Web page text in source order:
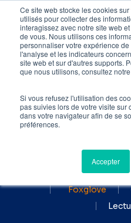
Ce site web stocke les cookies
utilisés pour collecter des
interagissez avec notre site web
de vous. Nous utilisons ces
personnaliser votre expérience
l'analyse et les indicateurs
site web et sur d'autres supports.
que nous utilisons, consultez
Si vous refusez l'utilisation des
pas suivies lors de votre visite sur
dans votre navigateur afin de se
préférences.
Accepter
main
content
Accueil»
pour
La balise
Publié le22
Foxglove